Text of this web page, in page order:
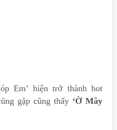
Em’ hiện trở thành hot
gặp cũng thấy ‘Ờ Mây